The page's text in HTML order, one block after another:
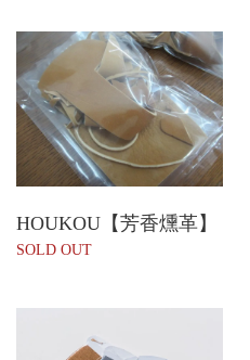
HOUKOU【芳香燻革】
SOLD OUT